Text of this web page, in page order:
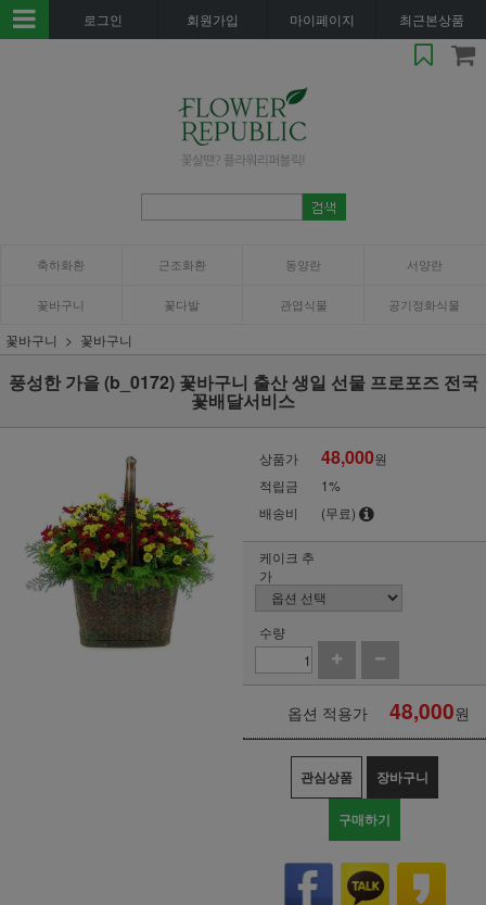
로그인 회원가입 마이페이지 최근본상품
축하화환 근조화환 동양란 서양란
꽃바구니 꽃다발 관엽식물 공기정화식물
꽃바구니 꽃바구니
풍성한 가을 (b_0172) 꽃바구니 출산 생일 선물 프로포즈 전국
꽃배달서비스
상품가 48,000원
적립금
1%
배송비
(무료)
케이크 추
가
수량
옵션 적용가 48,000원
관심상품 장바구니
구매하기